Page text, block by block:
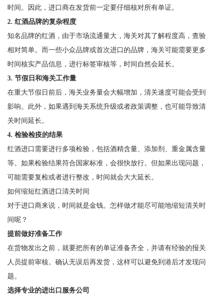
时间。因此，进口商在发货前一定要仔细核对所有单证。
2. 红酒品牌的复杂程度
知名品牌的红酒，由于市场流通量大，海关对其了解程度高，查验
相对简单。而一些小众品牌或首次进口的品牌，海关可能需要更多
时间核实产品信息，进行标签审核等，时间自然会延长。
3. 节假日和海关工作量
在重大节假日前后，海关业务量会大幅增加，清关速度可能会受到
影响。此外，如果遇到海关系统升级或者政策调整，也可能导致清
关时间延长。
4. 检验检疫的结果
红酒进口需要进行多项检验，包括酒精含量、添加剂、重金属含量
等。如果检验结果符合国家标准，会很快放行。但如果出现问题，
可能需要复检或者进行整改，时间就会大大延长。
如何缩短红酒进口清关时间
对于进口商来说，时间就是金钱。怎样做才能尽可能地缩短清关时
间呢？
提前做好准备工作
在货物发出之前，就要把所有的单证准备齐全，并请有经验的报关
人员提前审核。确认无误后再发货，这样可以避免到港后才发现问
题。
选择专业的进出口服务公司